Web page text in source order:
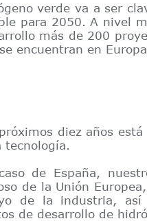
verde va a ser
para 2050. A nivel
más de 200
encuentran en
diez años
tecnología.
de España,
de la Unión
de la industria, así
de desarrollo de